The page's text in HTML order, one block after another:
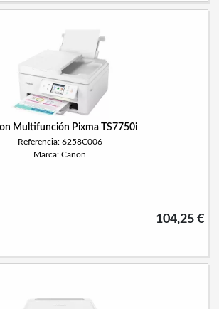
Multifunción Pixma TS7750i
Referencia: 6258C006
Marca: Canon
104,25 €